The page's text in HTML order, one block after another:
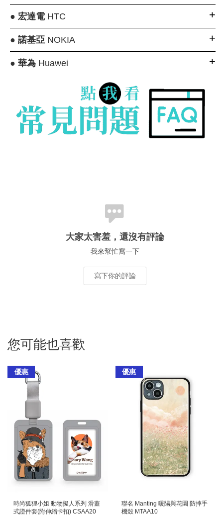
● 宏達電HTC
● 諾基亞NOKIA
● 華為Huawei
大家太害羞，還沒有評論
我來幫忙寫一下
寫下你的評論
您可能也喜歡
優惠
時尚狐狸小姐 動物擬人系列 滑蓋
式證件套(附伸縮卡扣) CSAA20
優惠
聯名 Manting 暖陽與花園 防摔手
機殼 MTAA10